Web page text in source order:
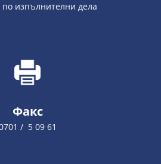
по изпълнителни дела
Факс
/ 5 09 61